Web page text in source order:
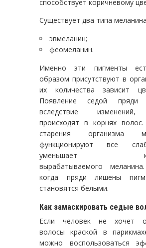
способствует коричневому
Существует два типа
эвмеланин;
феомеланин.
Именно эти пигменты
образом присутствуют в
их количества зависит
Появление седой пряди
вследствие
происходят в корнях
старения организма
функционируют все
уменьшает
вырабатываемого
когда пряди лишены
становятся белыми.
Как замаскировать седые
Если человек не хочет
волосы краской в
можно воспользоваться